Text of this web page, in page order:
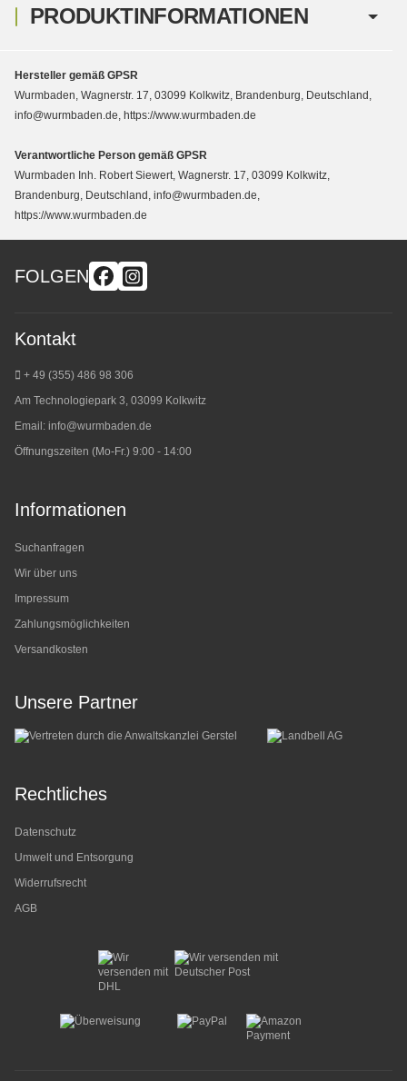
PRODUKTINFORMATIONEN
Hersteller gemäß GPSR
Wurmbaden, Wagnerstr. 17, 03099 Kolkwitz, Brandenburg, Deutschland,
info@wurmbaden.de, https://www.wurmbaden.de
Verantwortliche Person gemäß GPSR
Wurmbaden Inh. Robert Siewert, Wagnerstr. 17, 03099 Kolkwitz,
Brandenburg, Deutschland, info@wurmbaden.de,
https://www.wurmbaden.de
FOLGEN
Kontakt
+ 49 (355) 486 98 306
Am Technologiepark 3, 03099 Kolkwitz
Email: info@wurmbaden.de
Öffnungszeiten (Mo-Fr.) 9:00 - 14:00
Informationen
Suchanfragen
Wir über uns
Impressum
Zahlungsmöglichkeiten
Versandkosten
Unsere Partner
Rechtliches
Datenschutz
Umwelt und Entsorgung
Widerrufsrecht
AGB